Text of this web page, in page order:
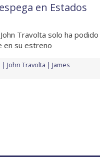
en Estados
Travolta solo ha podido
en su estreno
John Travolta
James